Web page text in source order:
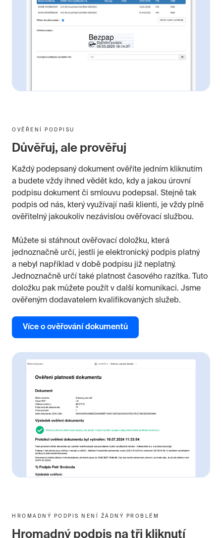
OVĚŘENÍ PODPISU
Důvěřuj, ale prověřuj
Každý podepsaný dokument ověříte jedním kliknutím
a budete vždy ihned vědět kdo, kdy a jakou úrovní
podpisu dokument či smlouvu podepsal. Stejně tak
podpis od nás, který využívají naši klienti, je vždy plně
ověřitelný jakoukoliv nezávislou ověřovací službou.
Můžete si stáhnout ověřovací doložku, která
jednoznačně určí, jestli je elektronický podpis platný
a nebyl například v době podpisu již neplatný.
Jednoznačně určí také platnost časového razítka. Tuto
doložku pak můžete použít v další komunikaci. Jsme
ověřeným dodavatelem kvalifikovaných služeb.
Více o ověřování dokumentů
HROMADNÝ PODPIS NENÍ ŽÁDNÝ PROBLÉM
Hromadný podpis na tři kliknutí